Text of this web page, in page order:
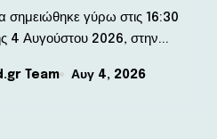
4 Αυγούστου 2026, στην...
Team Αυγ 4, 2026